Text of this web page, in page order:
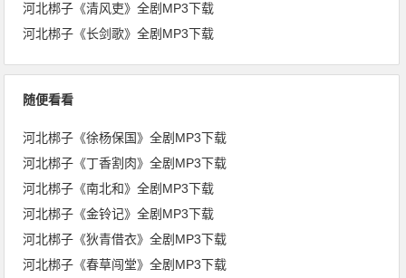
河北梆子《清风吏》全剧MP3下载
河北梆子《长剑歌》全剧MP3下载
随便看看
河北梆子《徐杨保国》全剧MP3下载
河北梆子《丁香割肉》全剧MP3下载
河北梆子《南北和》全剧MP3下载
河北梆子《金铃记》全剧MP3下载
河北梆子《狄青借衣》全剧MP3下载
河北梆子《春草闯堂》全剧MP3下载